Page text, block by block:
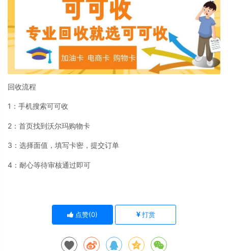
回收流程
1：手机搜索可可收
2：首页找到沃尔玛购物卡
3：选择面值，填写卡密，提交订单
4：耐心等待审核通过即可
点赞(0) 打赏